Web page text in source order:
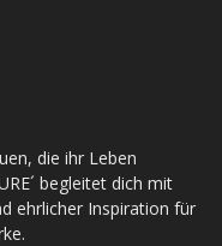
die ihr Leben
begleitet dich mit
ehrlicher Inspiration für